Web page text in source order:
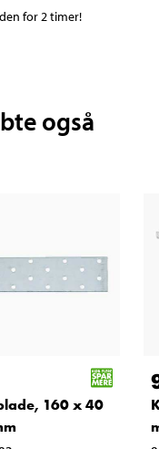
for 2 timer!
også
160 x 40